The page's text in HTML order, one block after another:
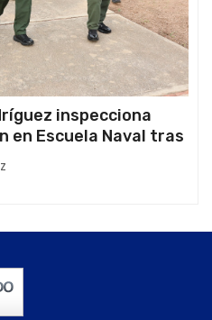
inspecciona
en Escuela Naval tras
La Guaira